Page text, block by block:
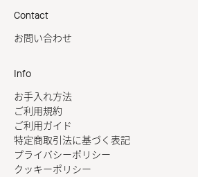
Contact
お問い合わせ
Info
お手入れ方法
ご利用規約
ご利用ガイド
特定商取引法に基づく表記
プライバシーポリシー
クッキーポリシー